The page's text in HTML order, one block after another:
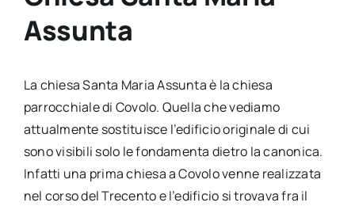
Assunta
La chiesa Santa Maria Assunta è la chiesa
parrocchiale di Covolo. Quella che vediamo
attualmente sostituisce l’edificio originale di cui
sono visibili solo le fondamenta dietro la canonica.
Infatti una prima chiesa a Covolo venne realizzata
nel corso del Trecento e l’edificio si trovava fra il